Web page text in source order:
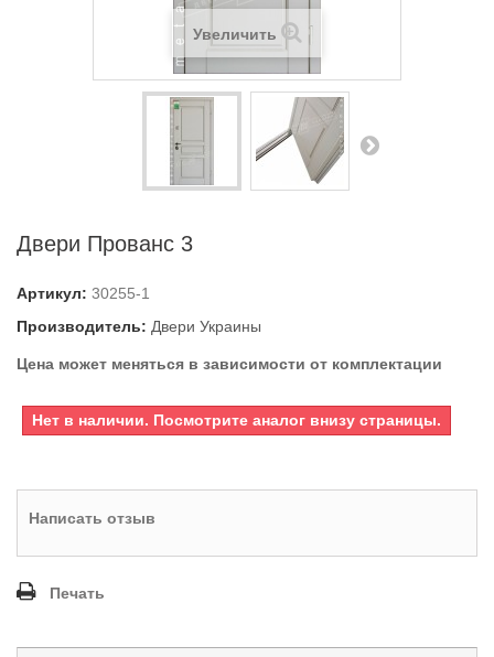
Увеличить
Двери Прованс 3
Артикул: 30255-1
Производитель: Двери Украины
Цена может меняться в зависимости от комплектации
Нет в наличии. Посмотрите аналог внизу страницы.
Написать отзыв
Печать